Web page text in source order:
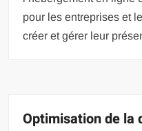
pour les entreprises et
créer et gérer leur
Optimisation de la